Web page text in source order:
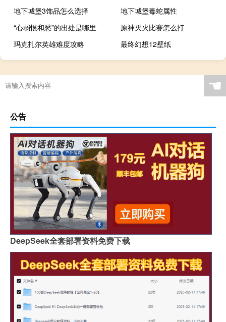
地下城堡3饰品怎么选择
地下城堡毒蛇属性
“心弱恨和愁”的出处是哪里
原神灭火比赛怎么打
玛克扎尔英雄难度攻略
最终幻想12壁纸
☚
公告
DeepSeek全套部署资料免费下载